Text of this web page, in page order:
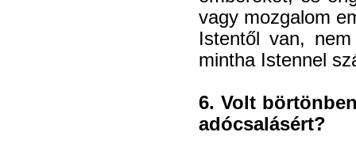
vagy mozgalom
Istentől van,
mintha Istennel
6. Volt
adócsalásért?